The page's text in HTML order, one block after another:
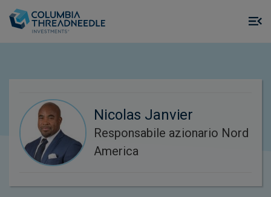
Nicolas Janvier
Responsabile azionario Nord
America